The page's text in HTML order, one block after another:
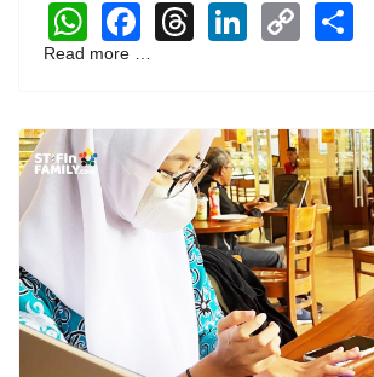
WhatsApp
Facebook
Threads
LinkedIn
Copy
Read more …